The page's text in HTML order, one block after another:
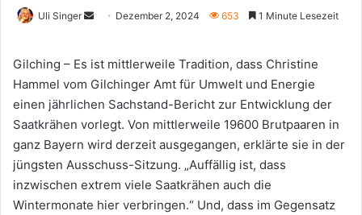
Uli Singer
Sende
E-
Mail
Dezember 2, 2024 653 1 Minute Lesezeit
Gilching – Es ist mittlerweile Tradition, dass Christine
Hammel vom Gilchinger Amt für Umwelt und Energie
einen jährlichen Sachstand-Bericht zur Entwicklung der
Saatkrähen vorlegt. Von mittlerweile 19600 Brutpaaren in
ganz Bayern wird derzeit ausgegangen, erklärte sie in der
jüngsten Ausschuss-Sitzung. „Auffällig ist, dass
inzwischen extrem viele Saatkrähen auch die
Wintermonate hier verbringen.“ Und, dass im Gegensatz